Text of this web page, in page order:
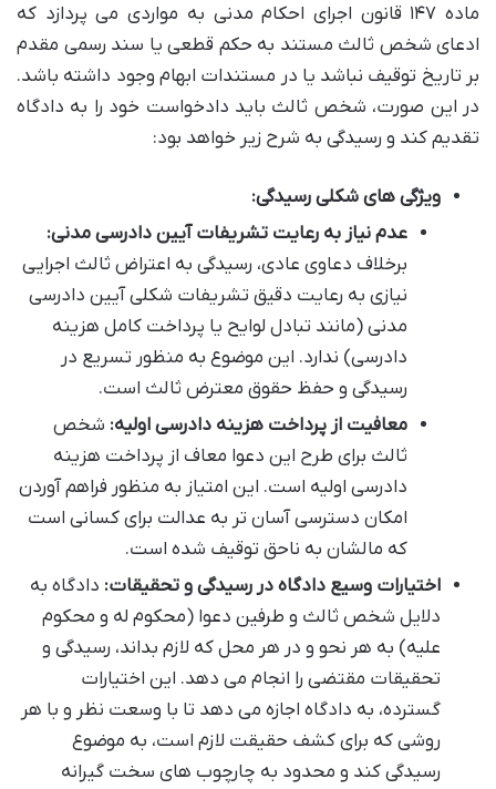
ماده ۱۴۷ قانون اجرای احکام مدنی به مواردی می پردازد که
ادعای شخص ثالث مستند به حکم قطعی یا سند رسمی مقدم
بر تاریخ توقیف نباشد یا در مستندات ابهام وجود داشته باشد.
در این صورت، شخص ثالث باید دادخواست خود را به دادگاه
تقدیم کند و رسیدگی به شرح زیر خواهد بود:
ویژگی های شکلی رسیدگی:
عدم نیاز به رعایت تشریفات آیین دادرسی مدنی:
برخلاف دعاوی عادی، رسیدگی به اعتراض ثالث اجرایی
نیازی به رعایت دقیق تشریفات شکلی آیین دادرسی
مدنی (مانند تبادل لوایح یا پرداخت کامل هزینه
دادرسی) ندارد. این موضوع به منظور تسریع در
رسیدگی و حفظ حقوق معترض ثالث است.
معافیت از پرداخت هزینه دادرسی اولیه: شخص
ثالث برای طرح این دعوا معاف از پرداخت هزینه
دادرسی اولیه است. این امتیاز به منظور فراهم آوردن
امکان دسترسی آسان تر به عدالت برای کسانی است
که مالشان به ناحق توقیف شده است.
اختیارات وسیع دادگاه در رسیدگی و تحقیقات: دادگاه به
دلایل شخص ثالث و طرفین دعوا (محکوم له و محکوم
علیه) به هر نحو و در هر محل که لازم بداند، رسیدگی و
تحقیقات مقتضی را انجام می دهد. این اختیارات
گسترده، به دادگاه اجازه می دهد تا با وسعت نظر و با هر
روشی که برای کشف حقیقت لازم است، به موضوع
رسیدگی کند و محدود به چارچوب های سخت گیرانه